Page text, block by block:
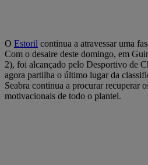
O Estoril continua a atravessar uma
Com o desaire deste domingo, em
2), foi alcançado pelo Desportivo de
agora partilha o último lugar da
Seabra continua a procurar recuperar
motivacionais de todo o plantel.